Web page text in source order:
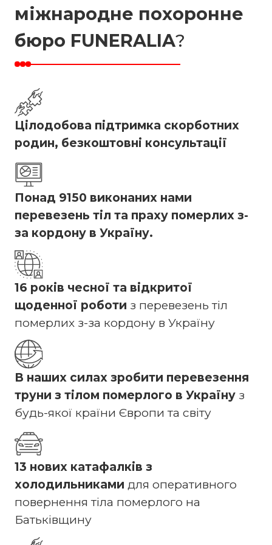
міжнародне похоронне
бюро FUNERALIA?
Цілодобова підтримка скорботних
родин, безкоштовні консультації
Понад 9150 виконаних нами
перевезень тіл та праху померлих з-
за кордону в Україну.
16 років чесної та відкритої
щоденної роботи з перевезень тіл
померлих з-за кордону в Україну
В наших силах зробити перевезення
труни з тілом померлого в Українуз
будь-якої країни Європи та світу
13 нових катафалків з
холодильниками для оперативного
повернення тіла померлого на
Батьківщину